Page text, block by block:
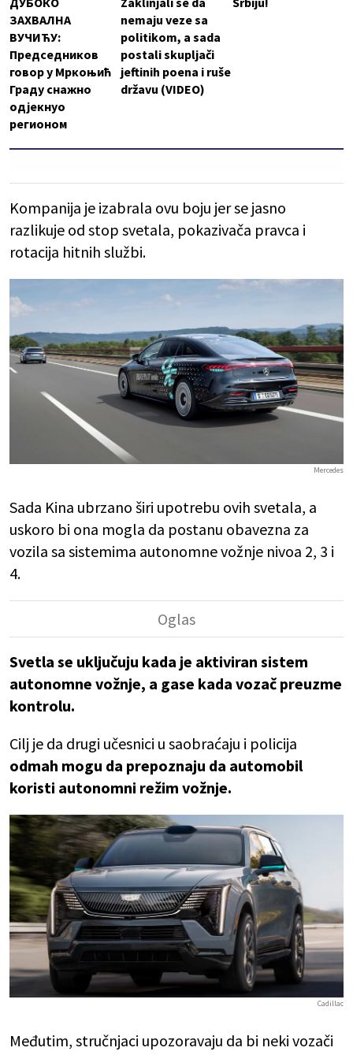
ЗАХВАЛНА
ВУЧИЋУ:
Председников
говор у Мркоњић
Граду снажно
одјекнуо
регионом
nemaju veze sa
politikom, a sada
postali skupljači
jeftinih poena i ruše
državu (VIDEO)
Kompanija je izabrala ovu boju jer se jasno
razlikuje od stop svetala, pokazivača pravca i
rotacija hitnih službi.
Mercedes
Sada Kina ubrzano širi upotrebu ovih svetala, a
uskoro bi ona mogla da postanu obavezna za
vozila sa sistemima autonomne vožnje nivoa 2, 3 i
4.
Svetla se uključuju kada je aktiviran sistem
autonomne vožnje, a gase kada vozač preuzme
kontrolu.
Cilj je da drugi učesnici u saobraćaju i policija
odmah mogu da prepoznaju da automobil
koristi autonomni režim vožnje.
Cadillac
Međutim, stručnjaci upozoravaju da bi neki vozači